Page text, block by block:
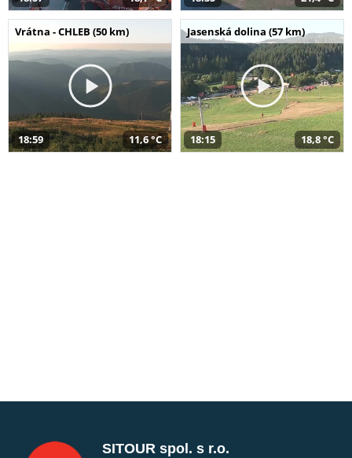
Vrátna - CHLEB (50 km)
18:59 11,6 °C
Jasenská dolina (57 km)
18:15 18,8 °C
SITOUR spol. s r.o.